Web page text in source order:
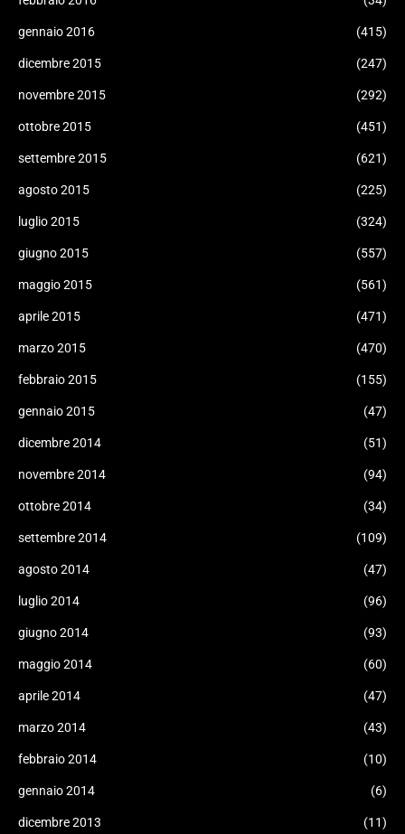
gennaio 2016 (415)
dicembre 2015 (247)
novembre 2015 (292)
ottobre 2015 (451)
settembre 2015 (621)
agosto 2015 (225)
luglio 2015 (324)
giugno 2015 (557)
maggio 2015 (561)
aprile 2015 (471)
marzo 2015 (470)
febbraio 2015 (155)
gennaio 2015 (47)
dicembre 2014 (51)
novembre 2014 (94)
ottobre 2014 (34)
settembre 2014 (109)
agosto 2014 (47)
luglio 2014 (96)
giugno 2014 (93)
maggio 2014 (60)
aprile 2014 (47)
marzo 2014 (43)
febbraio 2014 (10)
gennaio 2014 (6)
dicembre 2013 (11)